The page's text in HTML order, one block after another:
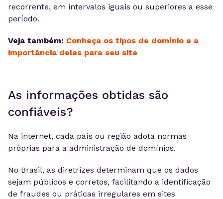
recorrente, em intervalos iguais ou superiores a esse
período.
Veja também: Conheça os tipos de domínio e a
importância deles para seu site
As informações obtidas são
confiáveis?
Na internet, cada país ou região adota normas
próprias para a administração de domínios.
No Brasil, as diretrizes determinam que os dados
sejam públicos e corretos, facilitando a identificação
de fraudes ou práticas irregulares em sites